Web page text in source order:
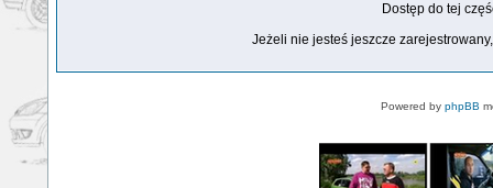
Dostęp do tej
Jeżeli nie jesteś jeszcze
Powered by phpBB